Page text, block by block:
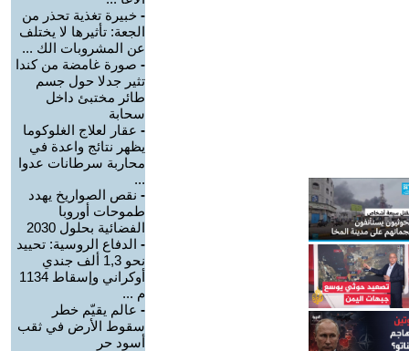
- خبيرة تغذية تحذر من
الجعة: تأثيرها لا يختلف
عن المشروبات الك ...
- صورة غامضة من كندا
تثير جدلا حول جسم
طائر مختبئ داخل
سحابة
- عقار لعلاج الغلوكوما
يظهر نتائج واعدة في
محاربة سرطانات عدوا
...
- نقص الصواريخ يهدد
طموحات أوروبا
الفضائية بحلول 2030
- الدفاع الروسية: تحييد
نحو 1,3 ألف جندي
أوكراني وإسقاط 1134
م ...
- عالم يقيّم خطر
سقوط الأرض في ثقب
أسود حر